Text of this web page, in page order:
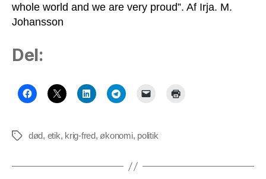
whole world and we are very proud”. Af Irja. M.
Johansson
Del:
Tagsdød, etik, krig-fred,økonomi, politik